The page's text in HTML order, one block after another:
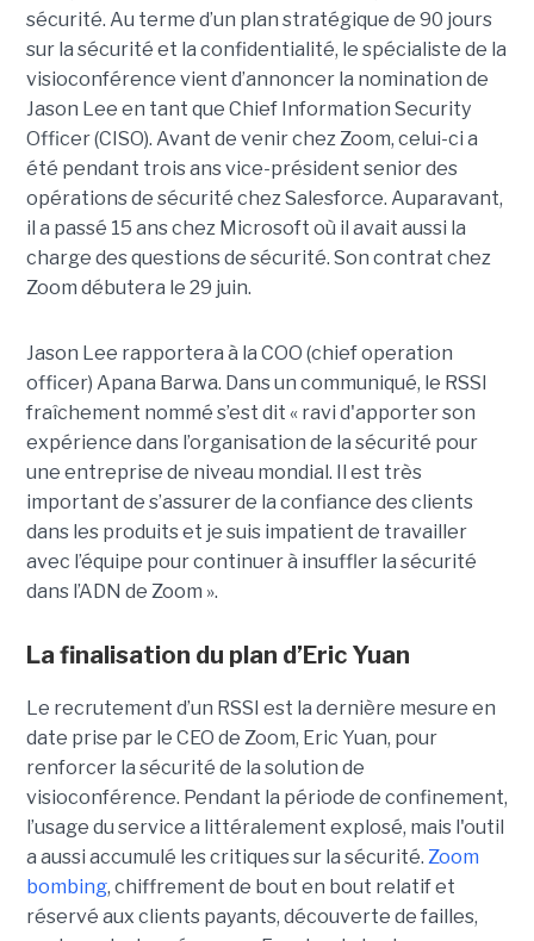
sécurité. Au terme d’un plan stratégique de 90 jours
sur la sécurité et la confidentialité, le spécialiste de la
visioconférence vient d’annoncer la nomination de
Jason Lee en tant que Chief Information Security
Officer (CISO). Avant de venir chez Zoom, celui-ci a
été pendant trois ans vice-président senior des
opérations de sécurité chez Salesforce. Auparavant,
il a passé 15 ans chez Microsoft où il avait aussi la
charge des questions de sécurité. Son contrat chez
Zoom débutera le 29 juin.
Jason Lee rapportera à la COO (chief operation
officer) Apana Barwa. Dans un communiqué, le RSSI
fraîchement nommé s’est dit « ravi d'apporter son
expérience dans l’organisation de la sécurité pour
une entreprise de niveau mondial. Il est très
important de s’assurer de la confiance des clients
dans les produits et je suis impatient de travailler
avec l’équipe pour continuer à insuffler la sécurité
dans l’ADN de Zoom ».
La finalisation du plan d’Eric Yuan
Le recrutement d’un RSSI est la dernière mesure en
date prise par le CEO de Zoom, Eric Yuan, pour
renforcer la sécurité de la solution de
visioconférence. Pendant la période de confinement,
l’usage du service a littéralement explosé, mais l'outil
a aussi accumulé les critiques sur la sécurité. Zoom
bombing, chiffrement de bout en bout relatif et
réservé aux clients payants, découverte de failles,